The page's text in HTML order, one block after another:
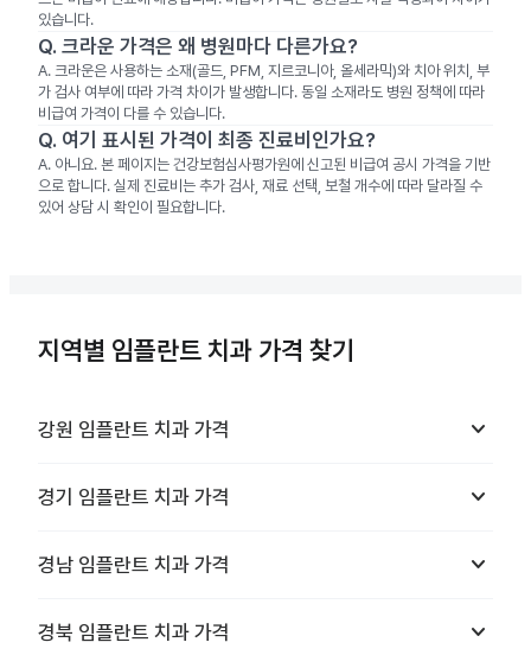
있습니다.
Q. 크라운 가격은 왜 병원마다 다른가요?
A. 크라운은 사용하는 소재(골드, PFM, 지르코니아, 올세라믹)와 치아 위치, 부
가 검사 여부에 따라 가격 차이가 발생합니다. 동일 소재라도 병원 정책에 따라
비급여 가격이 다를 수 있습니다.
Q. 여기 표시된 가격이 최종 진료비인가요?
A. 아니요. 본 페이지는 건강보험심사평가원에 신고된 비급여 공시 가격을 기반
으로 합니다. 실제 진료비는 추가 검사, 재료 선택, 보철 개수에 따라 달라질 수
있어 상담 시 확인이 필요합니다.
지역별 임플란트 치과 가격 찾기
강원 임플란트 치과 가격 keyboard_arrow_down
경기 임플란트 치과 가격 keyboard_arrow_down
경남 임플란트 치과 가격 keyboard_arrow_down
경북 임플란트 치과 가격 keyboard_arrow_down